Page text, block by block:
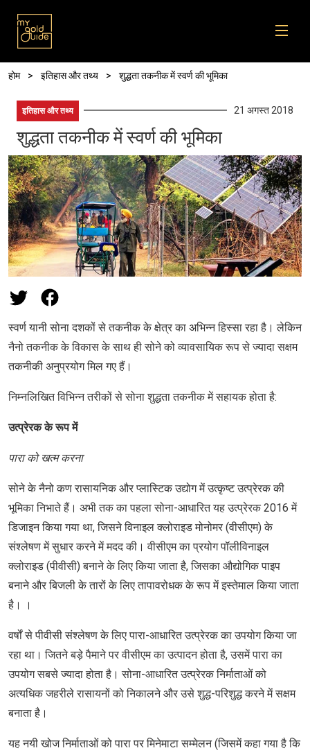
पग चिन्ह
होम इतिहास और तथ्य शुद्धता तकनीक में स्‍वर्ण की भूमिका
इतिहास और तथ्य 21 अगस्त 2018
शुद्धता तकनीक में स्‍वर्ण की भूमिका
स्‍वर्ण यानी सोना दशकों से तकनीक के क्षेत्र का अभिन्न हिस्‍सा रहा है। लेकिन
नैनो तकनीक के विकास के साथ ही सोने को व्यावसायिक रूप से ज्‍यादा सक्षम
तकनीकी अनुप्रयोग मिल गए हैं।
निम्‍नलिखित विभिन्‍न तरीकों से सोना शुद्धता तकनीक में सहायक होता है:
उत्प्रेरक के रूप में
पारा को खत्म करना
सोने के नैनो कण रासायनिक और प्लास्टिक उद्योग में उत्कृष्ट उत्प्रेरक की
भूमिका निभाते हैं। अभी तक का पहला सोना-आधारित यह उत्प्रेरक 2016 में
डिजाइन किया गया था, जिसने विनाइल क्लोराइड मोनोमर (वीसीएम) के
संश्लेषण में सुधार करने में मदद की। वीसीएम का प्रयोग पॉलीविनाइल
क्लोराइड (पीवीसी) बनाने के लिए किया जाता है, जिसका औद्योगिक पाइप
बनाने और बिजली के तारों के लिए तापावरोधक के रूप में इस्‍तेमाल किया जाता
है। ।
वर्षों से पीवीसी संश्लेषण के लिए पारा-आधारित उत्प्रेरक का उपयोग किया जा
रहा था। जितने बड़े पैमाने पर वीसीएम का उत्पादन होता है, उसमें पारा का
उपयोग सबसे ज्‍यादा होता है। सोना-आधारित उत्प्रेरक निर्माताओं को
अत्यधिक जहरीले रासायनों को निकालने और उसे शुद्ध-परिशुद्ध करने में सक्षम
बनाता है।
यह नयी खोज निर्माताओं को पारा पर मिनेमाटा सम्‍मेलन (जिसमें कहा गया है कि